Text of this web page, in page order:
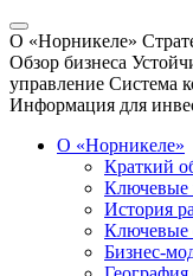
О «Норникеле»
Обзор бизнеса
управление Система
Информация для
О «Норникеле»
Краткий
Ключевые
История
Ключевые
Бизнес-